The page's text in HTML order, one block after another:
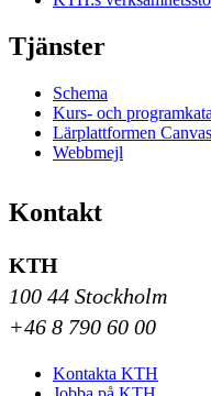
Tjänster
Schema
Kurs- och
Lärplattformen Canvas
Webbmejl
Kontakt
KTH
100 44 Stockholm
+46 8 790 60 00
Kontakta KTH